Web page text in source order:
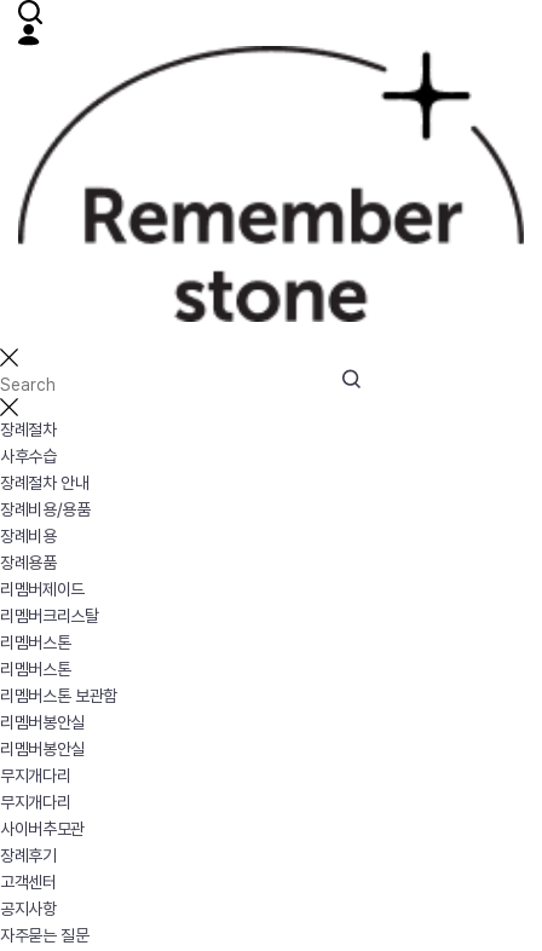
장례절차
사후수습
장례절차 안내
장례비용/용품
장례비용
장례용품
리멤버제이드
리멤버크리스탈
리멤버스톤
리멤버스톤
리멤버스톤 보관함
리멤버봉안실
리멤버봉안실
무지개다리
무지개다리
사이버추모관
장례후기
고객센터
공지사항
자주묻는 질문